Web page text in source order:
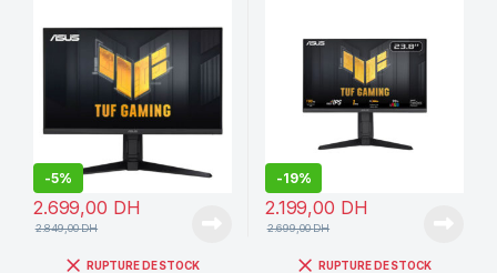
-5%
2.699,00 DH
2.849,00DH
RUPTURE DE STOCK
-19%
2.199,00 DH
2.699,00DH
RUPTURE DE STOCK